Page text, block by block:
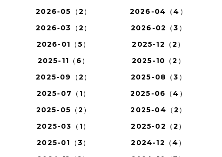
2026-05（2）
2026-04（4）
2026-03（2）
2026-02（3）
2026-01（5）
2025-12（2）
2025-11（6）
2025-10（2）
2025-09（2）
2025-08（3）
2025-07（1）
2025-06（4）
2025-05（2）
2025-04（2）
2025-03（1）
2025-02（2）
2025-01（3）
2024-12（4）